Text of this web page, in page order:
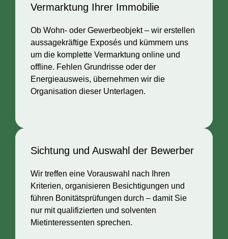
Vermarktung Ihrer Immobilie
Ob Wohn- oder Gewerbeobjekt – wir erstellen
aussagekräftige Exposés und kümmern uns
um die komplette Vermarktung online und
offline. Fehlen Grundrisse oder der
Energieausweis, übernehmen wir die
Organisation dieser Unterlagen.
Sichtung und Auswahl der Bewerber
Wir treffen eine Vorauswahl nach Ihren
Kriterien, organisieren Besichtigungen und
führen Bonitätsprüfungen durch – damit Sie
nur mit qualifizierten und solventen
Mietinteressenten sprechen.